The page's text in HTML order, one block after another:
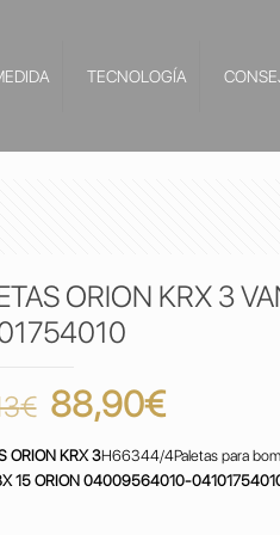
TECNOLOGÍA
ORION KRX 3
€ El
precio
original
88,90€El
precio
actual
ORION KRX 3H66344/4Paletas para
15 ORION 04009564010-